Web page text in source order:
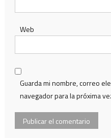
Web
Guarda mi nombre, correo
navegador para la próxima